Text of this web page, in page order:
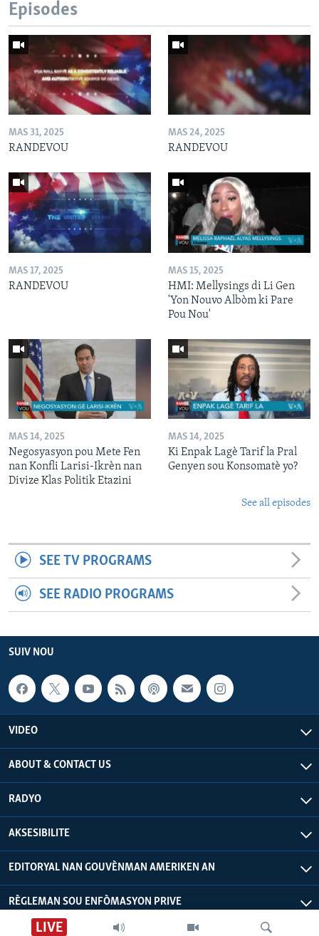
LIVE
Episodes
MAS 31, 2025
RANDEVOU
MAS 24, 2025
RANDEVOU
MAS 17, 2025
RANDEVOU
MAS 15, 2025
HMI: Mellysings di Li Gen
'Yon Nouvo Albòm ki Pare
Pou Nou'
MAS 14, 2025
Negosyasyon pou Mete Fen
nan Konfli Larisi-Ikrèn nan
Divize Klas Politik Etazini
MAS 14, 2025
Ki Enpak Lagè Tarif la Pral
Genyen sou Konsomatè yo?
See all episodes
SEE TV PROGRAMS
SEE RADIO PROGRAMS
SUIV NOU
VIDEO
ABOUT & CONTACT US
RADYO
AKSESIBILITE
EDITORYAL NAN GOUVÈNMAN AMERIKEN AN
RÈGLEMAN SOU ENFÒMASYON PRIVE